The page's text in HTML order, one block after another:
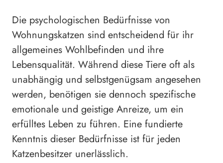
Die psychologischen Bedürfnisse von
Wohnungskatzen sind entscheidend für ihr
allgemeines Wohlbefinden und ihre
Lebensqualität. Während diese Tiere oft als
unabhängig und selbstgenügsam angesehen
werden, benötigen sie dennoch spezifische
emotionale und geistige Anreize, um ein
erfülltes Leben zu führen. Eine fundierte
Kenntnis dieser Bedürfnisse ist für jeden
Katzenbesitzer unerlässlich.